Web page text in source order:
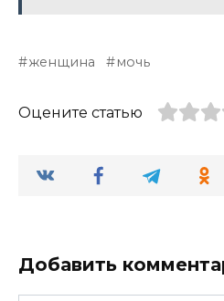
женщина мочь
Оцените статью
Добавить